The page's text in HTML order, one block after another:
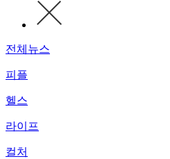
전체뉴스
피플
헬스
라이프
컬처